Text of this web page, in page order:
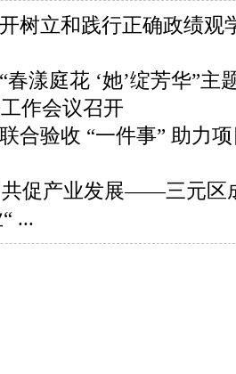
树立和践行正确政绩观
春漾庭花 ‘她’绽芳华”主
作会议召开
合验收 “一件事” 助力
共促产业发展——三元区
...